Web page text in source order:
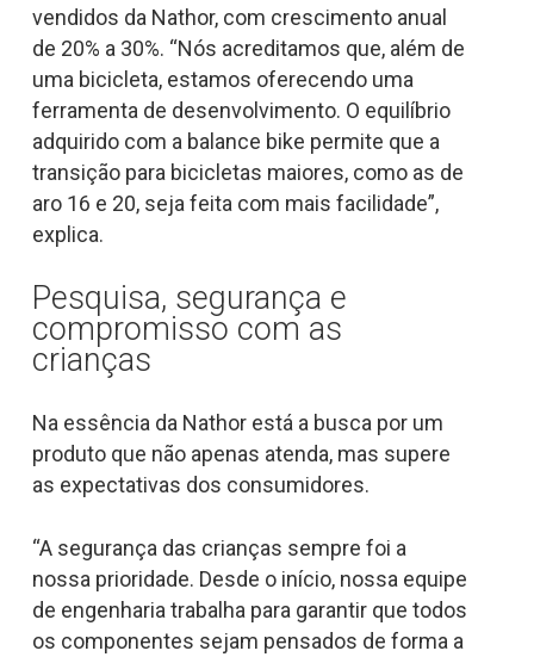
vendidos da Nathor, com crescimento anual
de 20% a 30%. “Nós acreditamos que, além de
uma bicicleta, estamos oferecendo uma
ferramenta de desenvolvimento. O equilíbrio
adquirido com a balance bike permite que a
transição para bicicletas maiores, como as de
aro 16 e 20, seja feita com mais facilidade”,
explica.
Pesquisa, segurança e
compromisso com as
crianças
Na essência da Nathor está a busca por um
produto que não apenas atenda, mas supere
as expectativas dos consumidores.
“A segurança das crianças sempre foi a
nossa prioridade. Desde o início, nossa equipe
de engenharia trabalha para garantir que todos
os componentes sejam pensados de forma a